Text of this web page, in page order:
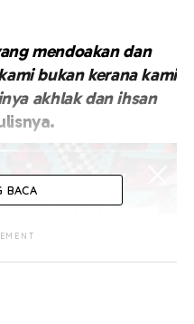
mendoakan dan
bukan kerana kami
akhlak dan ihsan
BACA